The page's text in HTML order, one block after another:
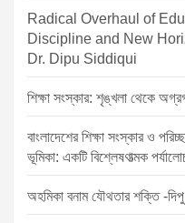
Radical Overhaul of
Discipline and New
Dr. Dipu Siddiqui
শিক্ষা সংস্কার: শৃঙ্খলা থেকে
বাংলাদেশের শিক্ষা সংস্কার ও
ভূমিকা: একটি বিশ্লেষণাত্মক
অহমিকা বনাম যৌথতার শক্তি -দিপু